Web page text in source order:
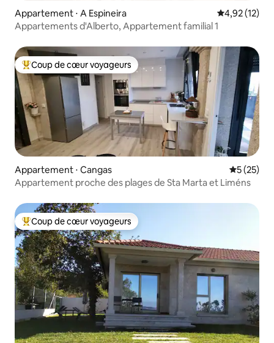
Appartement ⋅ A Espineira Évaluation
4,92 (12)
Appartements d'Alberto, Appartement familial 1
Coups de cœur voyageurs les plus appréciés
Coup de cœur voyageurs
Appartement ⋅ Cangas
5 (25)
Appartement proche des plages de Sta Marta et Liméns
Coups de cœur voyageurs les plus appréciés
Coup de cœur voyageurs